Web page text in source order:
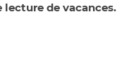
lecture de vacances.